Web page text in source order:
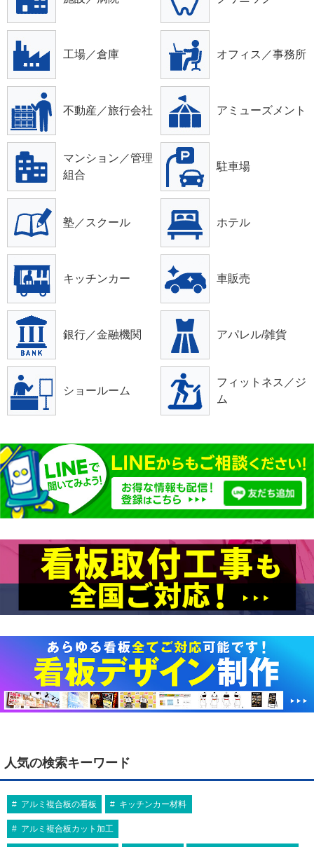
工場／倉庫 オフィス／事務所
不動産／旅行会社 アミューズメント
マンション／管理
組合
駐車場
塾／スクール ホテル
キッチンカー 車販売
銀行／金融機関 アパレル/雑貨
ショールーム
フィットネス／ジ
ム
人気の検索キーワード
アルミ複合板の看板 キッチンカー材料
アルミ複合板カット加工